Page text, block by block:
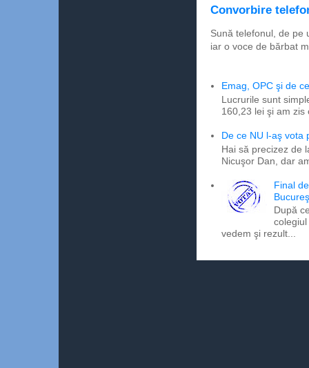
Convorbire
Sună telefonul, de pe
iar o voce de bărbat
Emag, OPC şi de
Lucrurile sunt
160,23 lei şi am
De ce NU l-aş vota
Hai să precizez de
Nicuşor Dan, dar
Final
După
vedem şi rezult...